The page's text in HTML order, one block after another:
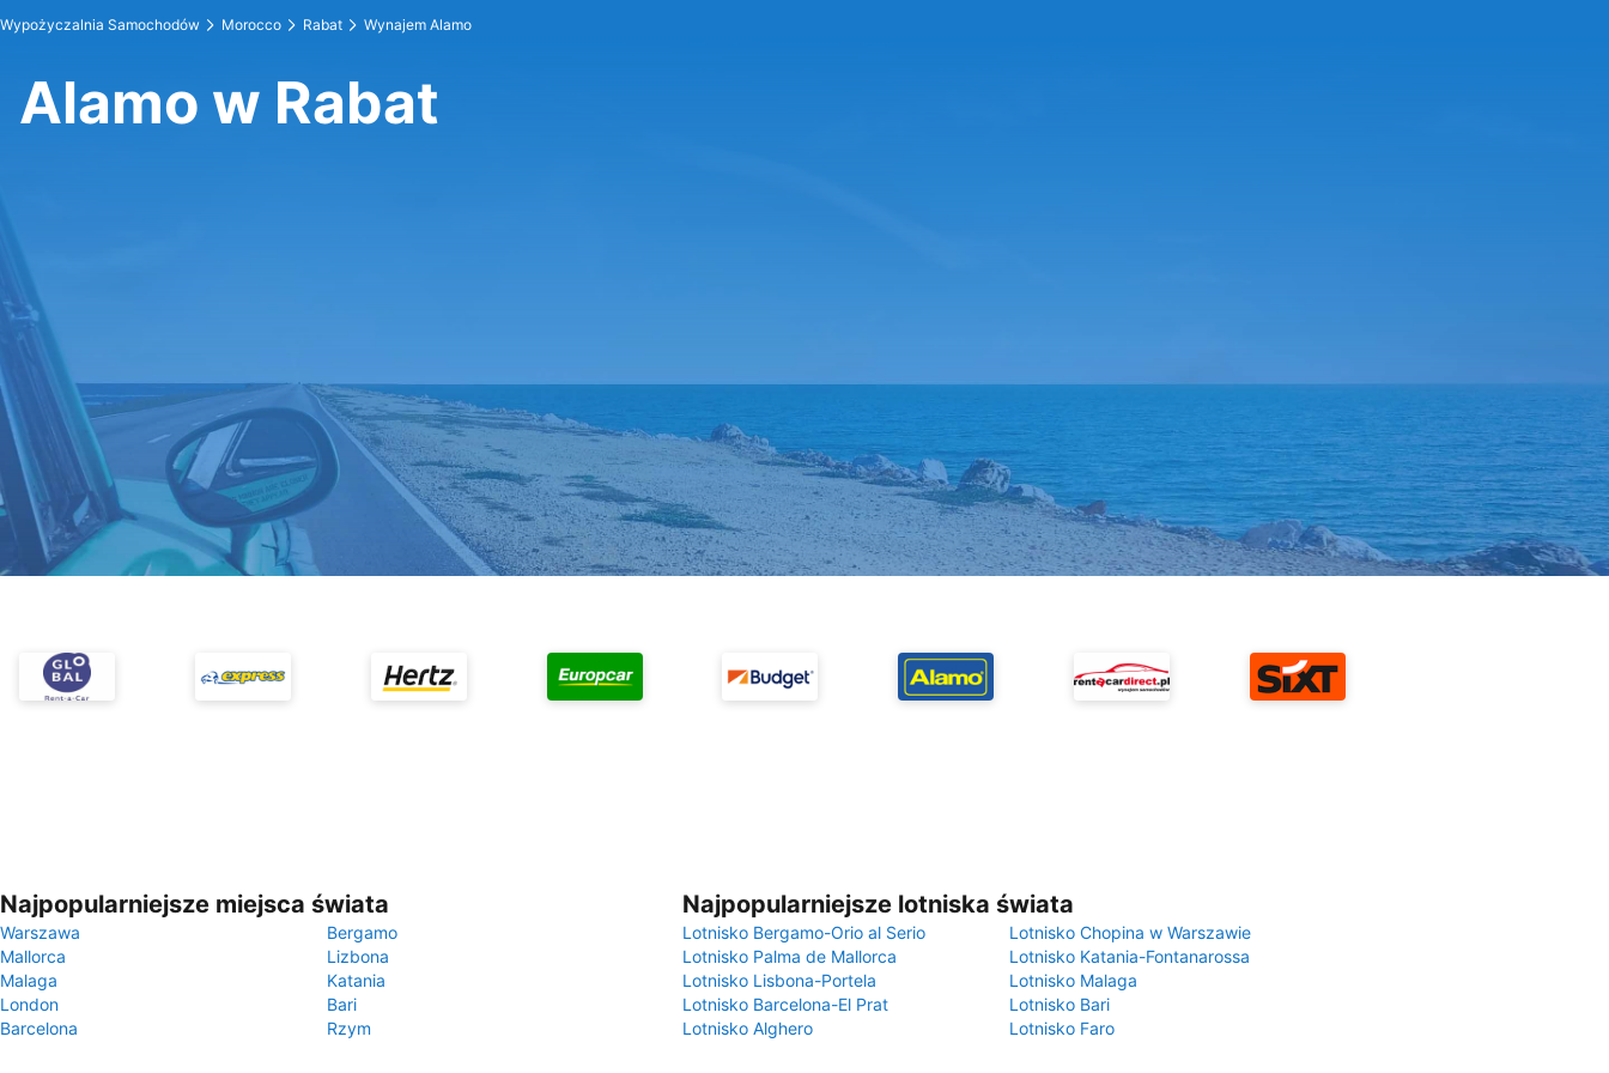
Wypożyczalnia Samochodów Morocco Rabat Wynajem Alamo
Alamo w Rabat
Najpopularniejsze miejsca świata
Warszawa
Bergamo
Mallorca
Lizbona
Malaga
Katania
London
Bari
Barcelona
Rzym
Najpopularniejsze lotniska świata
Lotnisko Bergamo-Orio al Serio
Lotnisko Chopina w Warszawie
Lotnisko Palma de Mallorca
Lotnisko Katania-Fontanarossa
Lotnisko Lisbona-Portela
Lotnisko Malaga
Lotnisko Barcelona-El Prat
Lotnisko Bari
Lotnisko Alghero
Lotnisko Faro